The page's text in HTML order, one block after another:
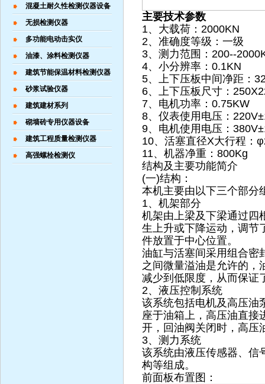
混凝土耐久性检测仪器设备
无损检测仪器
多功能电动击实仪
油漆、涂料检测仪器
建筑节能保温材料检测仪器
砂浆试验仪器
建筑建材系列
砌墙砖专用仪器设备
建筑工程质量检测仪器
高强螺栓检测仪
主要技术参数
1、大载荷：2000KN
2、准确度等级：一级
3、测力范围：200--
4、小分辨率：0.1KN
5、上下压板中间净距：
6、上下压板尺寸：
7、电机功率：0.75KW
8、仪表使用电压：
9、电机使用电压：
10、活塞直径X大行程：
11、机器净重：800Kg
结构及主要功能简介
(一)结构：
本机主要由以下三个部分
1、机架部分
机架由上梁及下梁通过四
生上升或下降运动，调节
件放置于中心位置。
油缸与活塞间采用组合密
之间微量溢油是允许的，
减少到低限度，从而保证
2、液压控制系统
该系统包括电机及高压油
座于油箱上，高压油直接
开，回油阀关闭时，高压
3、测力系统
该系统由液压传感器、信
构等组成。
前面板布置图：